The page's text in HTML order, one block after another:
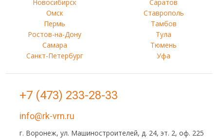
Новосибирск
Омск
Пермь
Ростов-на-Дону
Самара
Санкт-Петербург
Саратов
Ставрополь
Тамбов
Тула
Тюмень
Уфа
+7 (473) 233-28-33
info@rk-vrn.ru
г. Воронеж, ул. Машиностроителей, д. 24, эт. 2, оф. 225